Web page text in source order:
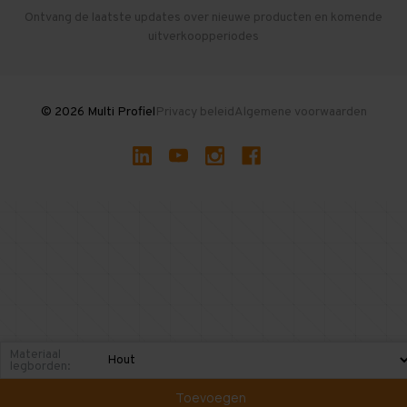
Gebruikte entresolvloeren
Ontvang de laatste updates over nieuwe producten en komende
uitverkoopperiodes
© 2026 Multi ProfielPrivacy beleidAlgemene voorwaarden
Materiaal
legborden:
Toevoegen